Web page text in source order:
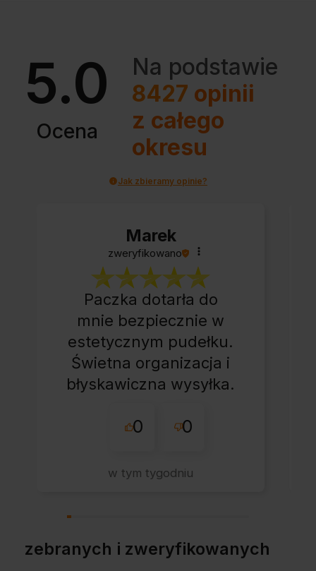
5.0
Ocena
Na podstawie
8427 opinii
z całego
okresu
Jak zbieramy opinie?
Marek
zweryfikowano
Paczka dotarła do
mnie bezpiecznie w
estetycznym pudełku.
Świetna organizacja i
błyskawiczna wysyłka.
sklepu nie pierwszy
wszystko perfekt.
0 0
w tym tygodniu
zebranych i zweryfikowanych